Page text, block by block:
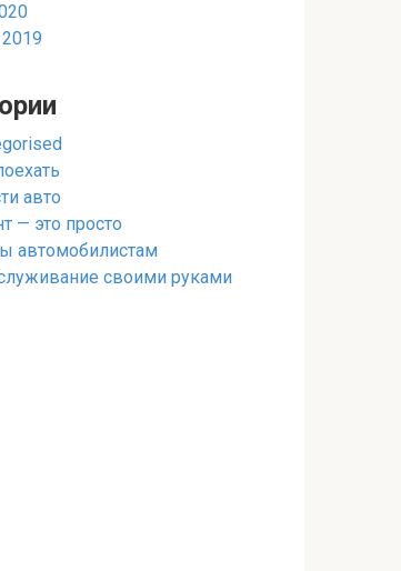
авто
— это просто
автомобилистам
своими руками